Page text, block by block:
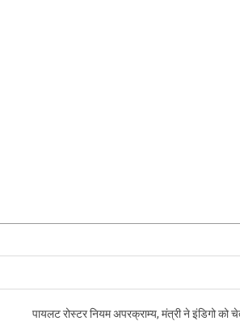
पायलट रोस्टर नियम अपरक्राम्य, मंत्री ने इंडिगो को